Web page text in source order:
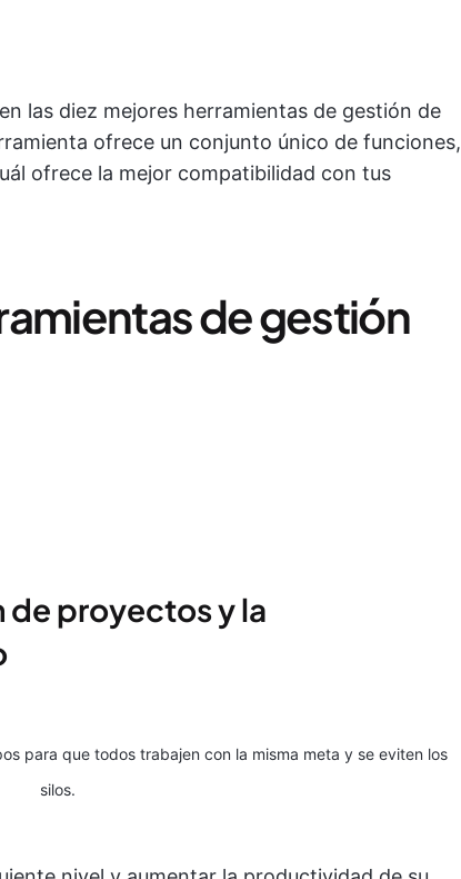
las diez mejores herramientas de gestión de
ofrece un conjunto único de funciones,
ofrece la mejor compatibilidad con tus
de gestión
de proyectos y la
para que todos trabajen con la misma meta y se eviten los
silos.